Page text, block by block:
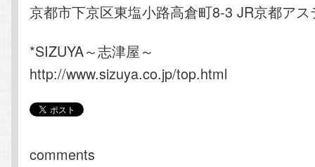
京都市下京区東塩小路高倉町8-3 JR京都ア
*SIZUYA～志津屋～
http://www.sizuya.co.jp/top.html
comments